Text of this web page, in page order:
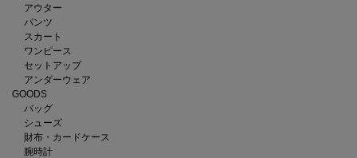
アウター
パンツ
スカート
ワンピース
セットアップ
アンダーウェア
GOODS
バッグ
シューズ
財布・カードケース
腕時計